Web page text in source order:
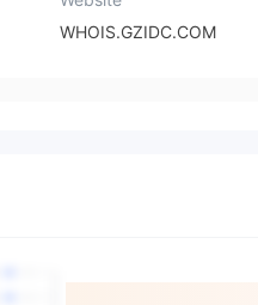
WHOIS.GZIDC.COM